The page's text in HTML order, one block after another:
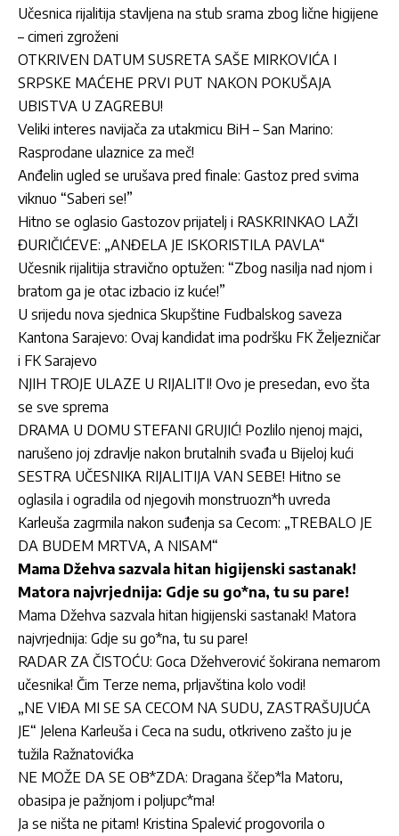
Učesnica rijalitija stavljena na stub srama zbog lične higijene
– cimeri zgroženi
OTKRIVEN DATUM SUSRETA SAŠE MIRKOVIĆA I
SRPSKE MAĆEHE PRVI PUT NAKON POKUŠAJA
UBISTVA U ZAGREBU!
Veliki interes navijača za utakmicu BiH – San Marino:
Rasprodane ulaznice za meč!
Anđelin ugled se urušava pred finale: Gastoz pred svima
viknuo “Saberi se!”
Hitno se oglasio Gastozov prijatelj i RASKRINKAO LAŽI
ĐURIČIĆEVE: „ANĐELA JE ISKORISTILA PAVLA“
Učesnik rijalitija stravično optužen: “Zbog nasilja nad njom i
bratom ga je otac izbacio iz kuće!”
U srijedu nova sjednica Skupštine Fudbalskog saveza
Kantona Sarajevo: Ovaj kandidat ima podršku FK Željezničar
i FK Sarajevo
NJIH TROJE ULAZE U RIJALITI! Ovo je presedan, evo šta
se sve sprema
DRAMA U DOMU STEFANI GRUJIĆ! Pozlilo njenoj majci,
narušeno joj zdravlje nakon brutalnih svađa u Bijeloj kući
SESTRA UČESNIKA RIJALITIJA VAN SEBE! Hitno se
oglasila i ogradila od njegovih monstruozn*h uvreda
Karleuša zagrmila nakon suđenja sa Cecom: „TREBALO JE
DA BUDEM MRTVA, A NISAM“
Mama Džehva sazvala hitan higijenski sastanak!
Matora najvrjednija: Gdje su go*na, tu su pare!
Mama Džehva sazvala hitan higijenski sastanak! Matora
najvrjednija: Gdje su go*na, tu su pare!
RADAR ZA ČISTOĆU: Goca Džehverović šokirana nemarom
učesnika! Čim Terze nema, prljavština kolo vodi!
„NE VIĐA MI SE SA CECOM NA SUDU, ZASTRAŠUJUĆA
JE“ Jelena Karleuša i Ceca na sudu, otkriveno zašto ju je
tužila Ražnatovićka
NE MOŽE DA SE OB*ZDA: Dragana ščep*la Matoru,
obasipa je pažnjom i poljupc*ma!
Ja se ništa ne pitam! Kristina Spalević progovorila o